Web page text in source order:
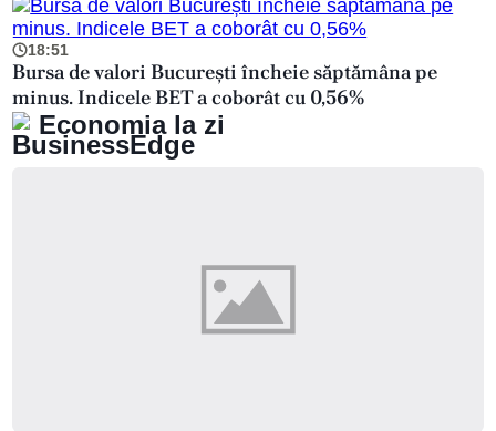
18:51
Bursa de valori București încheie săptămâna pe
minus. Indicele BET a coborât cu 0,56%
Economia la zi